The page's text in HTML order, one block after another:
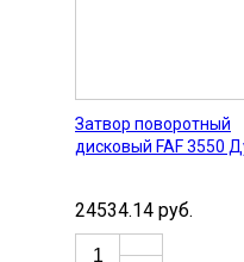
Затвор поворотный
дисковый FAF 3550
24534.14 руб.